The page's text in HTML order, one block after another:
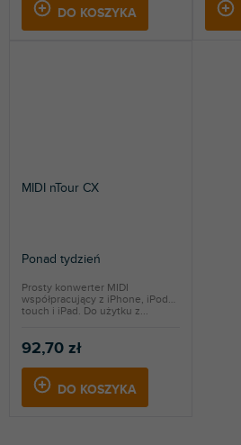
DO KOSZYKA
MIDI nTour CX
Ponad tydzień
92,70 zł
DO KOSZYKA
Prosty konwerter MIDI
współpracujący z iPhone, iPod
touch i iPad. Do użytku z...